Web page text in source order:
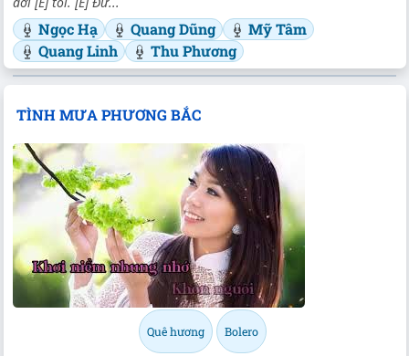
Ngọc Hạ Quang Dũng
Mỹ Tâm
Quang Linh
Thu Phương
TÌNH MƯA PHƯƠNG BẮC
Quê hương Bolero